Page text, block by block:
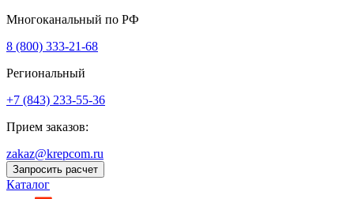
Многоканальный по РФ
8 (800) 333‑21-68
Региональный
+7 (843) 233-55-36
Прием заказов:
zakaz@krepcom.ru
Запросить расчет
Каталог